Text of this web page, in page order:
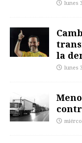
lunes
la
lunes